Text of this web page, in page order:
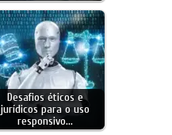
Desafios éticos e
jurídicos para o uso
responsivo…